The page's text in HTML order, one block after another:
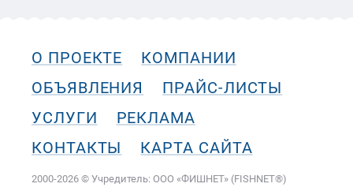
О ПРОЕКТЕ
КОМПАНИИ
ОБЪЯВЛЕНИЯ
ПРАЙС-ЛИСТЫ
УСЛУГИ
РЕКЛАМА
КОНТАКТЫ
КАРТА САЙТА
2000-2026 © Учредитель: ООО «ФИШНЕТ» (FISHNET®)